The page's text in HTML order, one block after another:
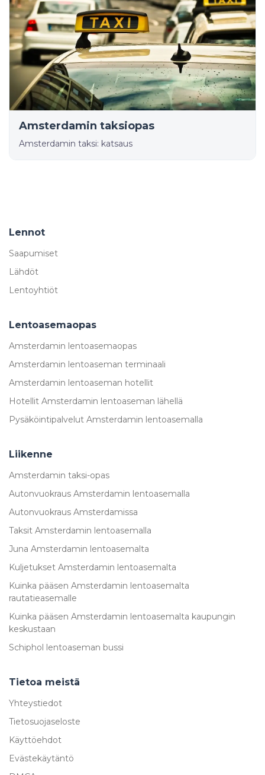
Amsterdamin taksiopas
Amsterdamin taksi: katsaus
Lennot
Saapumiset
Lähdöt
Lentoyhtiöt
Lentoasemaopas
Amsterdamin lentoasemaopas
Amsterdamin lentoaseman terminaali
Amsterdamin lentoaseman hotellit
Hotellit Amsterdamin lentoaseman lähellä
Pysäköintipalvelut Amsterdamin lentoasemalla
Liikenne
Amsterdamin taksi-opas
Autonvuokraus Amsterdamin lentoasemalla
Autonvuokraus Amsterdamissa
Taksit Amsterdamin lentoasemalla
Juna Amsterdamin lentoasemalta
Kuljetukset Amsterdamin lentoasemalta
Kuinka pääsen Amsterdamin lentoasemalta
rautatieasemalle
Kuinka pääsen Amsterdamin lentoasemalta kaupungin
keskustaan
Schiphol lentoaseman bussi
Tietoa meistä
Yhteystiedot
Tietosuojaseloste
Käyttöehdot
Evästekäytäntö